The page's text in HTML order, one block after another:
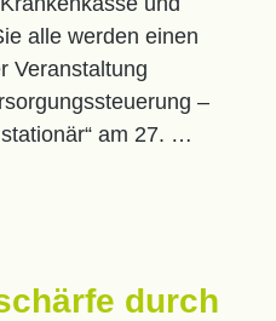
alle werden einen
Veranstaltung
–
am 27. …
durch